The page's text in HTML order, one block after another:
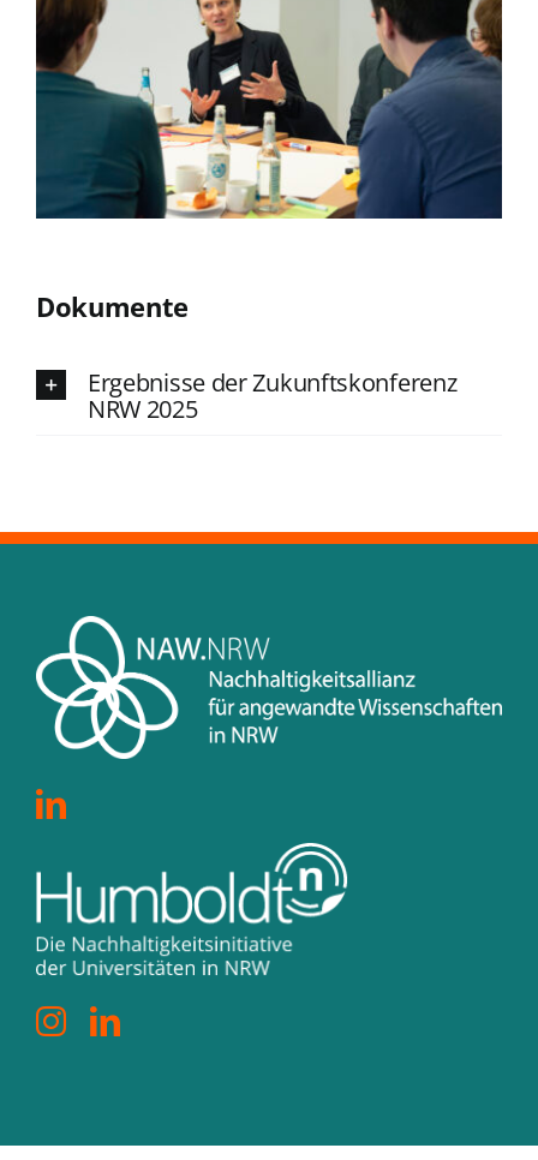
Dokumente
Ergebnisse der Zukunftskonferenz
NRW 2025